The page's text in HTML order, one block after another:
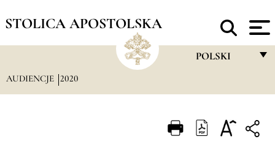
STOLICA APOSTOLSKA
POLSKI
ITALIANO
AUDIENCJE 2020